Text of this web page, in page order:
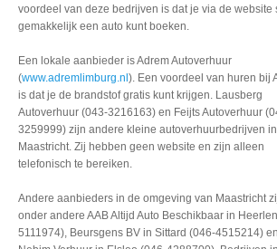
voordeel van deze bedrijven is dat je via de website
gemakkelijk een auto kunt boeken.
Een lokale aanbieder is Adrem Autoverhuur
(www.adremlimburg.nl ). Een voordeel van huren bij
is dat je de brandstof gratis kunt krijgen. Lausberg
Autoverhuur (043-3216163) en Feijts Autoverhuur
3259999) zijn andere kleine autoverhuurbedrijven in
Maastricht. Zij hebben geen website en zijn alleen
telefonisch te bereiken.
Andere aanbieders in de omgeving van Maastricht
onder andere AAB Altijd Auto Beschikbaar in
5111974), Beursgens BV in Sittard (046-4515214) en